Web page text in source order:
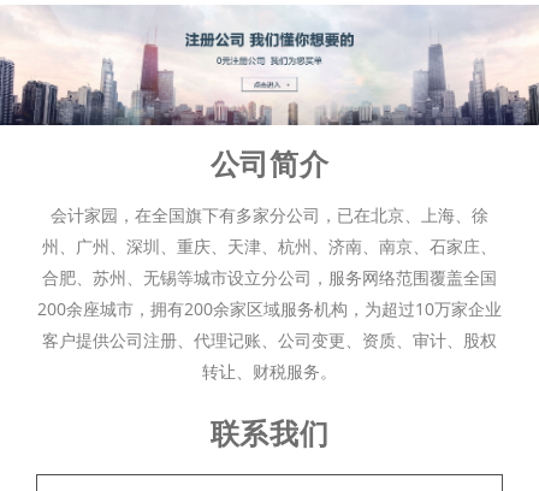
公司简介
会计家园，在全国旗下有多家分公司，已在北京、上海、徐
州、广州、深圳、重庆、天津、杭州、济南、南京、石家庄、
合肥、苏州、无锡等城市设立分公司，服务网络范围覆盖全国
200余座城市，拥有200余家区域服务机构，为超过10万家企业
客户提供公司注册、代理记账、公司变更、资质、审计、股权
转让、财税服务。
联系我们